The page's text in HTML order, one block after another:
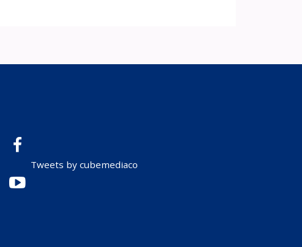
Tweets by cubemediaco